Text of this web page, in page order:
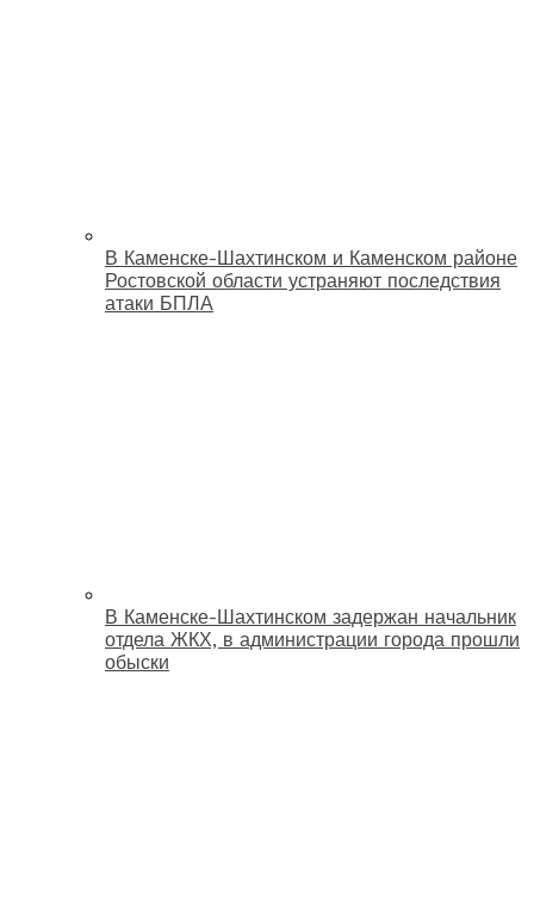
В Каменске-Шахтинском и Каменском районе
Ростовской области устраняют последствия
атаки БПЛА
В Каменске-Шахтинском задержан начальник
отдела ЖКХ, в администрации города прошли
обыски